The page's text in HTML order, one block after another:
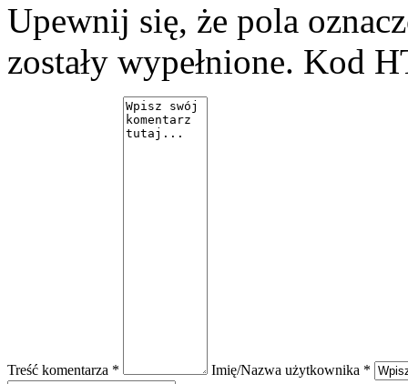
Upewnij się, że pola
zostały wypełnione. Kod
Treść komentarza * Imię/Nazwa użytkownika *